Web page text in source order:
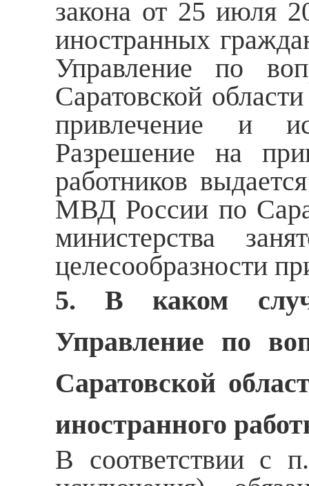
закона от 25 июля
иностранных
Управление по
Саратовской
привлечение и
Разрешение на
работников
МВД России по
министерства
целесообразности
5. В каком
Управление по
Саратовской
иностранного
В соответствии с